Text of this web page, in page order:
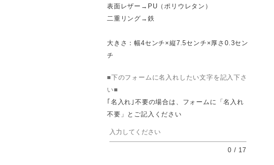
表面レザー→PU（ポリウレタン）
二重リング→鉄
大きさ：幅4センチ×縦7.5センチ×厚さ0.3セン
チ
■下のフォームに名入れしたい文字を記入下さ
い■
｢名入れ｣不要の場合は、フォームに「名入れ
不要」とご記入ください
0 / 17